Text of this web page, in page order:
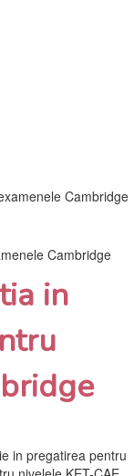
Cambridge
in
in pregatirea pentru